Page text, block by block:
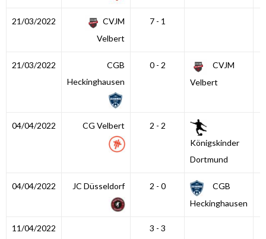
21/03/2022
CVJM
Velbert
7 - 1
21/03/2022
CGB
Heckinghausen
0 - 2
CVJM
Velbert
04/04/2022 CG Velbert
2 - 2
Königskinder
Dortmund
04/04/2022 JC Düsseldorf 2 - 0
CGB
Heckinghausen
11/04/2022 3 - 3